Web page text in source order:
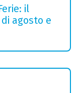
il
agosto e